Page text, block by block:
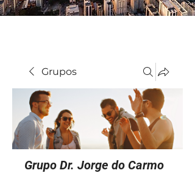
Grupos
Grupo Dr. Jorge do Carmo